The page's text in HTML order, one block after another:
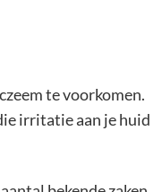
te voorkomen.
irritatie aan je huid